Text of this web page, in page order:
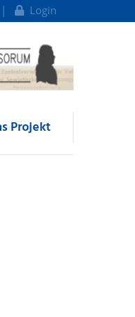
Login
Projekt